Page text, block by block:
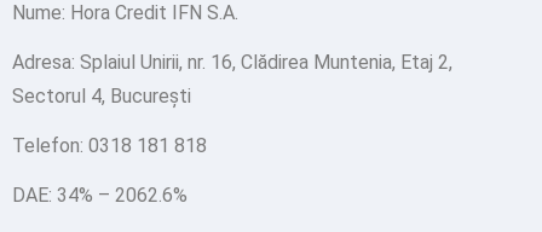
Nume: Hora Credit IFN S.A.
Adresa: Splaiul Unirii, nr. 16, Clădirea Muntenia, Etaj 2,
Sectorul 4, Bucureşti
Telefon: 0318 181 818
DAE: 34% – 2062.6%